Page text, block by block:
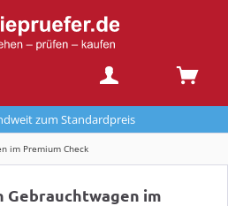
zum Standardpreis
im Premium Check
im